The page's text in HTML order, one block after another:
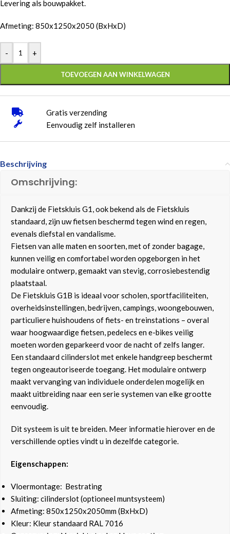
Levering als bouwpakket.
Afmeting: 850x1250x2050 (BxHxD)
- +
TOEVOEGEN AAN WINKELWAGEN
Gratis verzending
Eenvoudig zelf installeren
Beschrijving
Omschrijving:
Dankzij de Fietskluis G1, ook bekend als de Fietskluis
standaard, zijn uw fietsen beschermd tegen wind en regen,
evenals diefstal en vandalisme.
Fietsen van alle maten en soorten, met of zonder bagage,
kunnen veilig en comfortabel worden opgeborgen in het
modulaire ontwerp, gemaakt van stevig, corrosiebestendig
plaatstaal.
De Fietskluis G1B is ideaal voor scholen, sportfaciliteiten,
overheidsinstellingen, bedrijven, campings, woongebouwen,
particuliere huishoudens of fiets- en treinstations – overal
waar hoogwaardige fietsen, pedelecs en e-bikes veilig
moeten worden geparkeerd voor de nacht of zelfs langer.
Een standaard cilinderslot met enkele handgreep beschermt
tegen ongeautoriseerde toegang. Het modulaire ontwerp
maakt vervanging van individuele onderdelen mogelijk en
maakt uitbreiding naar een serie systemen van elke grootte
eenvoudig.
Dit systeem is uit te breiden. Meer informatie hierover en de
verschillende opties vindt u in dezelfde categorie.
Eigenschappen:
Vloermontage: Bestrating
Sluiting: cilinderslot (optioneel muntsysteem)
Afmeting: 850x1250x2050mm (BxHxD)
Kleur: Kleur standaard RAL 7016